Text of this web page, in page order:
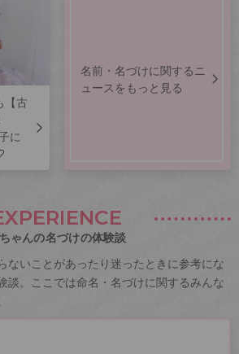
【古
に
名前・名づけに関するニ
ュースをもっと見る
ゃんの名づけの体験談
ないことがあったり迷ったときに参考にな
談。ここでは命名・名づけに関するみんな